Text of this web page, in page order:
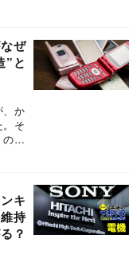
フ
企業
。次
ぜ
”と
、か
そ
商
れ
キ
持
？